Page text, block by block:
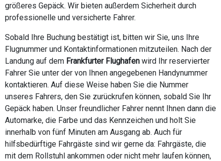
größeres Gepäck. Wir bieten außerdem Sicherheit durch
professionelle und versicherte Fahrer.
Sobald Ihre Buchung bestätigt ist, bitten wir Sie, uns Ihre
Flugnummer und Kontaktinformationen mitzuteilen. Nach der
Landung auf dem Frankfurter Flughafen wird Ihr reservierter
Fahrer Sie unter der von Ihnen angegebenen Handynummer
kontaktieren. Auf diese Weise haben Sie die Nummer
unseres Fahrers, den Sie zurückrufen können, sobald Sie Ihr
Gepäck haben. Unser freundlicher Fahrer nennt Ihnen dann die
Automarke, die Farbe und das Kennzeichen und holt Sie
innerhalb von fünf Minuten am Ausgang ab. Auch für
hilfsbedürftige Fahrgäste sind wir gerne da: Fahrgäste, die
mit dem Rollstuhl ankommen oder nicht mehr laufen können,